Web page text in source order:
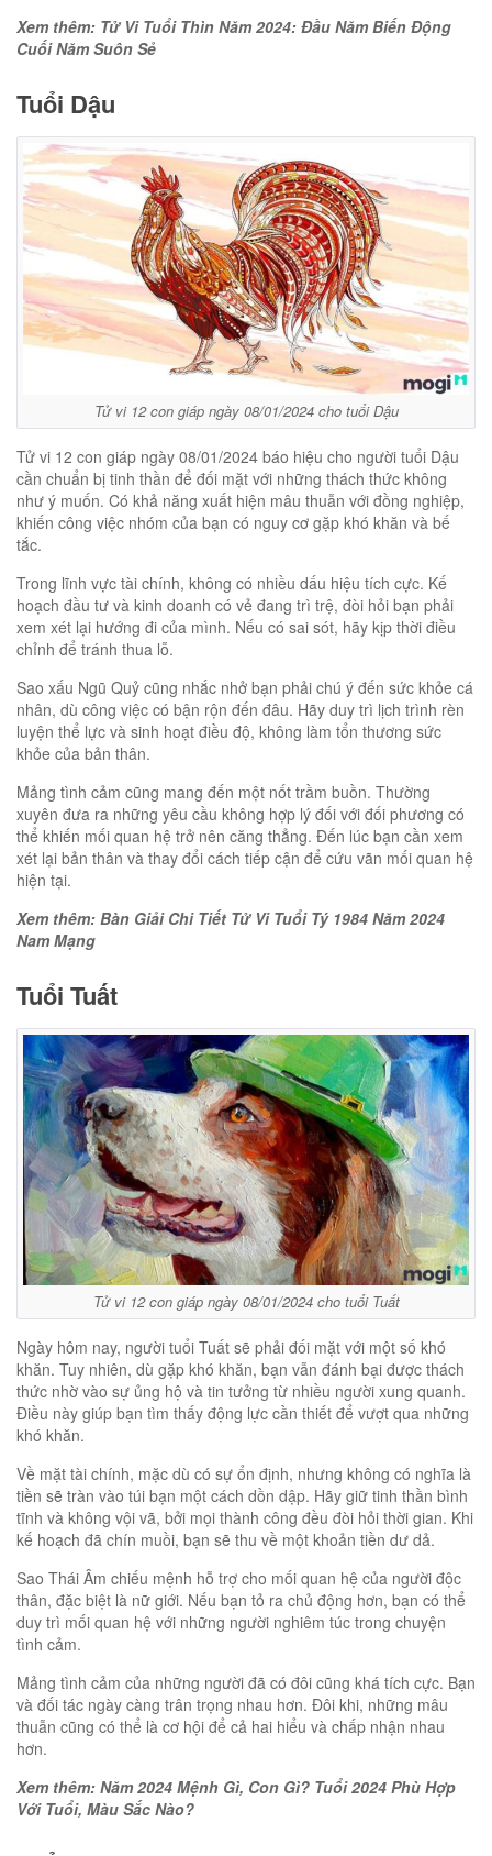
Xem thêm: Tử Vi Tuổi Thìn Năm 2024: Đầu Năm Biến Động
Cuối Năm Suôn Sẻ
Tuổi Dậu
Tử vi 12 con giáp ngày 08/01/2024 cho tuổi Dậu
Tử vi 12 con giáp ngày 08/01/2024 báo hiệu cho người tuổi Dậu
cần chuẩn bị tinh thần để đối mặt với những thách thức không
như ý muốn. Có khả năng xuất hiện mâu thuẫn với đồng nghiệp,
khiến công việc nhóm của bạn có nguy cơ gặp khó khăn và bế
tắc.
Trong lĩnh vực tài chính, không có nhiều dấu hiệu tích cực. Kế
hoạch đầu tư và kinh doanh có vẻ đang trì trệ, đòi hỏi bạn phải
xem xét lại hướng đi của mình. Nếu có sai sót, hãy kịp thời điều
chỉnh để tránh thua lỗ.
Sao xấu Ngũ Quỷ cũng nhắc nhở bạn phải chú ý đến sức khỏe cá
nhân, dù công việc có bận rộn đến đâu. Hãy duy trì lịch trình rèn
luyện thể lực và sinh hoạt điều độ, không làm tổn thương sức
khỏe của bản thân.
Mảng tình cảm cũng mang đến một nốt trầm buồn. Thường
xuyên đưa ra những yêu cầu không hợp lý đối với đối phương có
thể khiến mối quan hệ trở nên căng thẳng. Đến lúc bạn cần xem
xét lại bản thân và thay đổi cách tiếp cận để cứu vãn mối quan hệ
hiện tại.
Xem thêm: Bàn Giải Chi Tiết Tử Vi Tuổi Tý 1984 Năm 2024
Nam Mạng
Tuổi Tuất
Tử vi 12 con giáp ngày 08/01/2024 cho tuổi Tuất
Ngày hôm nay, người tuổi Tuất sẽ phải đối mặt với một số khó
khăn. Tuy nhiên, dù gặp khó khăn, bạn vẫn đánh bại được thách
thức nhờ vào sự ủng hộ và tin tưởng từ nhiều người xung quanh.
Điều này giúp bạn tìm thấy động lực cần thiết để vượt qua những
khó khăn.
Về mặt tài chính, mặc dù có sự ổn định, nhưng không có nghĩa là
tiền sẽ tràn vào túi bạn một cách dồn dập. Hãy giữ tinh thần bình
tĩnh và không vội vã, bởi mọi thành công đều đòi hỏi thời gian. Khi
kế hoạch đã chín muồi, bạn sẽ thu về một khoản tiền dư dả.
Sao Thái Âm chiếu mệnh hỗ trợ cho mối quan hệ của người độc
thân, đặc biệt là nữ giới. Nếu bạn tỏ ra chủ động hơn, bạn có thể
duy trì mối quan hệ với những người nghiêm túc trong chuyện
tình cảm.
Mảng tình cảm của những người đã có đôi cũng khá tích cực. Bạn
và đối tác ngày càng trân trọng nhau hơn. Đôi khi, những mâu
thuẫn cũng có thể là cơ hội để cả hai hiểu và chấp nhận nhau
hơn.
Xem thêm: Năm 2024 Mệnh Gì, Con Gì? Tuổi 2024 Phù Hợp
Với Tuổi, Màu Sắc Nào?